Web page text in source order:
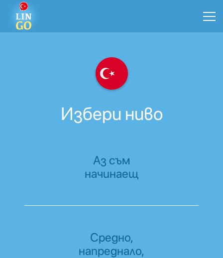
Избери ниво
Аз съм
начинаещ
Средно,
напреднало,